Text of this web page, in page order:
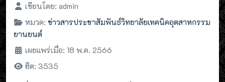
เขียนโดย: admin
หมวด: ข่าวสารประชาสัมพันธ์วิทยาลัยเทคนิคอุตสาหกรรม
ยานยนต์
เผยแพร่เมื่อ: 18 พ.ค. 2566
ฮิต: 3535